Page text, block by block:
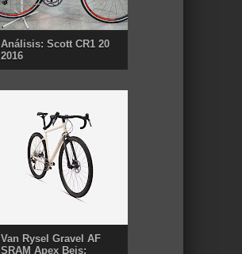
Análisis: Scott CR1 20
2016
Van Rysel Gravel AF
SRAM Apex Beis: